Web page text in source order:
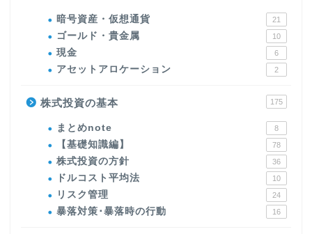
暗号資産・仮想通貨 21
ゴールド・貴金属 10
現金 6
アセットアロケーション 2
株式投資の基本 175
まとめnote 8
【基礎知識編】 78
株式投資の方針 36
ドルコスト平均法 10
リスク管理 24
暴落対策･暴落時の行動 16